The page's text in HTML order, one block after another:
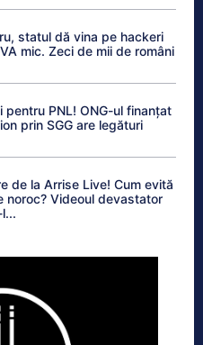
statul dă vina pe hackeri
mic. Zeci de mii de români
pentru PNL! ONG-ul finanțat
prin SGG are legături
de la Arrise Live! Cum evită
noroc? Videoul devastator